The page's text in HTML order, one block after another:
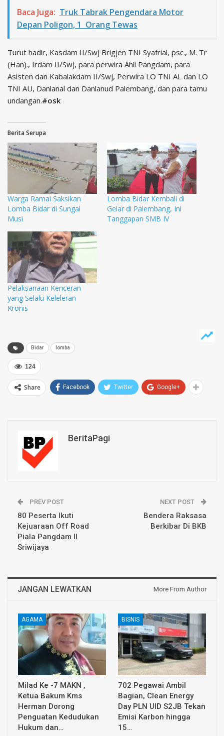
Baca Juga: Truk Tabrak Pengendara Motor
Depan Poligon, 1 Orang Tewas
Turut hadir, Kasdam II/Swj Brigjen TNI Syafrial, psc., M. Tr
(Han)., Irdam II/Swj, para perwira Ahli Pangdam, para
Asisten dan Kabalakdam II/Swj, Perwira LO TNI AL dan LO
TNI AU, Danlanal dan Danlanud Palembang, dan para tamu
undangan.#osk
Berita Serupa
Warga Ramai Saksikan
Lomba Bidar di Sungai
Musi
Lomba Bidar Kembali di
Gelar di Palembang, Ini
Tanggapan SMB IV
Pelaksanaan Kenceran
yang Selalu Keleleran
Kronis
Bidar lomba
124
Share Facebook Twitter Google+
BeritaPagi
PREV POST
80 Peserta Ikuti
Kejuaraan Off Road
Piala Pangdam II
Sriwijaya
NEXT POST
Bendera Raksasa
Berkibar Di BKB
JANGAN LEWATKAN More From Author
AGAMA
Milad Ke -7 MAKN ,
Ketua Bakum Kms
Herman Dorong
Penguatan Kedudukan
Hukum dan…
BISNIS
702 Pegawai Ambil
Bagian, Clean Energy
Day PLN UID S2JB Tekan
Emisi Karbon hingga
15…